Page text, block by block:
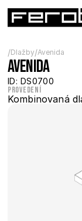
/Dlažby/Avenida
Avenida
ID: DS0700
Provedení
Kombinovaná